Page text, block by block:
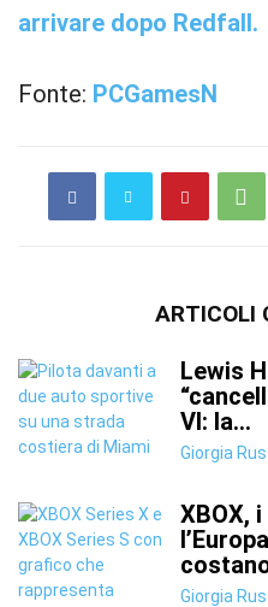
arrivare dopo Redfall.
Fonte: PCGamesN
ARTICOLI
Lewis
VI: la...
Giorgia
XBOX,
Giorgia